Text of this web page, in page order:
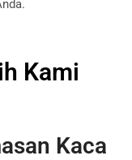
Kami
Kaca